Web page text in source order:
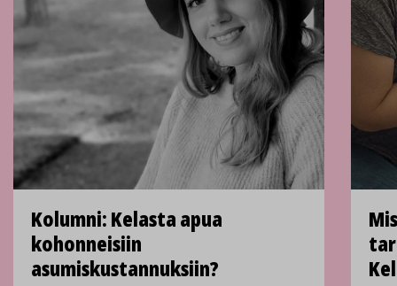
Kolumni: Kelasta apua
kohonneisiin
asumiskustannuksiin?